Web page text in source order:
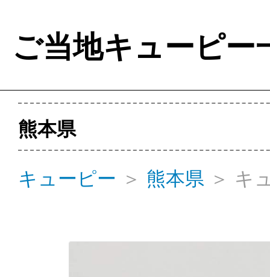
ご当地キューピー
熊本県
キューピー ＞ 熊本県 ＞ キ